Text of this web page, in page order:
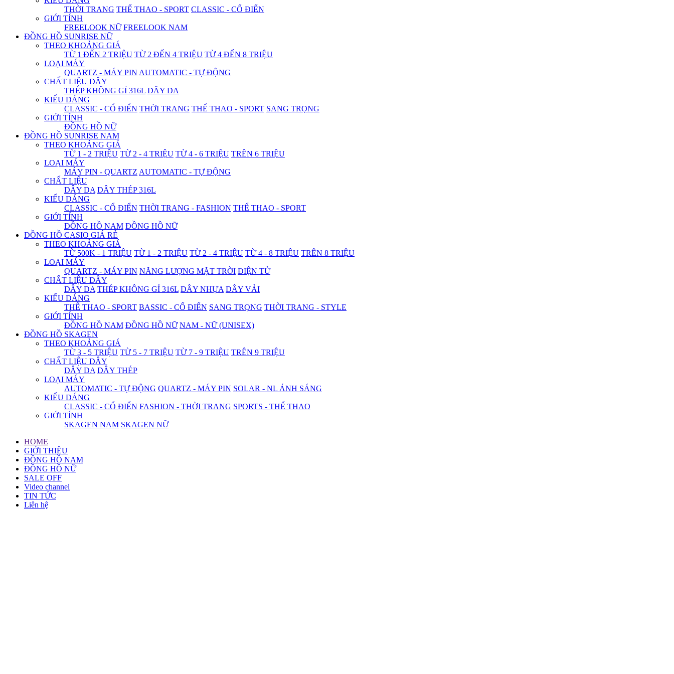
THỜI TRANG THỂ THAO - SPORT CLASSIC - CỔ ĐIỂN
GIỚI TÍNH
FREELOOK NỮ FREELOOK NAM
ĐỒNG HỒ SUNRISE NỮ
THEO KHOẢNG GIÁ
TỪ 1 ĐẾN 2 TRIỆU TỪ 2 ĐẾN 4 TRIỆU TỪ 4 ĐẾN 8 TRIỆU
LOẠI MÁY
QUARTZ - MÁY PIN AUTOMATIC - TỰ ĐỘNG
CHẤT LIỆU DÂY
THÉP KHÔNG GỈ 316L DÂY DA
KIỂU DÁNG
CLASSIC - CỔ ĐIỂN THỜI TRANG THỂ THAO - SPORT SANG TRỌNG
GIỚI TÍNH
ĐỒNG HỒ NỮ
ĐỒNG HỒ SUNRISE NAM
THEO KHOẢNG GIÁ
TỪ 1 - 2 TRIỆU TỪ 2 - 4 TRIỆU TỪ 4 - 6 TRIỆU TRÊN 6 TRIỆU
LOẠI MÁY
MÁY PIN - QUARTZ AUTOMATIC - TỰ ĐỘNG
CHẤT LIỆU
DÂY DA DÂY THÉP 316L
KIỂU DÁNG
CLASSIC - CỔ ĐIỂN THỜI TRANG - FASHION THỂ THAO - SPORT
GIỚI TÍNH
ĐỒNG HỒ NAM ĐỒNG HỒ NỮ
ĐỒNG HỒ CASIO GIÁ RẺ
THEO KHOẢNG GIÁ
TỪ 500K - 1 TRIỆU TỪ 1 - 2 TRIỆU TỪ 2 - 4 TRIỆU TỪ 4 - 8 TRIỆU TRÊN 8 TRIỆU
LOẠI MÁY
QUARTZ - MÁY PIN NĂNG LƯỢNG MẶT TRỜI ĐIỆN TỬ
CHẤT LIỆU DÂY
DÂY DA THÉP KHÔNG GỈ 316L DÂY NHỰA DÂY VẢI
KIỂU DÁNG
THỂ THAO - SPORT BASSIC - CỔ ĐIỂN SANG TRỌNG THỜI TRANG - STYLE
GIỚI TÍNH
ĐỒNG HỒ NAM ĐỒNG HỒ NỮ NAM - NỮ (UNISEX)
ĐỒNG HỒ SKAGEN
THEO KHOẢNG GIÁ
TỪ 3 - 5 TRIỆU TỪ 5 - 7 TRIỆU TỪ 7 - 9 TRIỆU TRÊN 9 TRIỆU
CHẤT LIỆU DÂY
DÂY DA DÂY THÉP
LOẠI MÁY
AUTOMATIC - TỰ ĐỘNG QUARTZ - MÁY PIN SOLAR - NL ÁNH SÁNG
KIỂU DÁNG
CLASSIC - CỔ ĐIỂN FASHION - THỜI TRANG SPORTS - THỂ THAO
GIỚI TÍNH
SKAGEN NAM SKAGEN NỮ
HOME
GIỚI THIỆU
ĐỒNG HỒ NAM
ĐỒNG HỒ NỮ
SALE OFF
Video channel
TIN TỨC
Liên hệ